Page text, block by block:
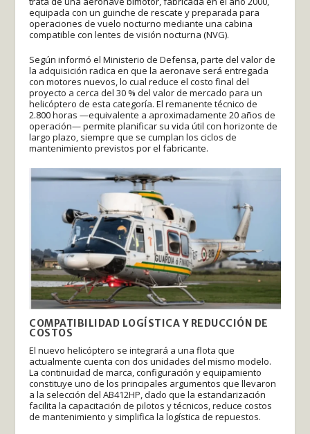
equipada con un guinche de rescate y preparada para
operaciones de vuelo nocturno mediante una cabina
compatible con lentes de visión nocturna (NVG).
Según informó el Ministerio de Defensa, parte del valor de
la adquisición radica en que la aeronave será entregada
con motores nuevos, lo cual reduce el costo final del
proyecto a cerca del 30 % del valor de mercado para un
helicóptero de esta categoría. El remanente técnico de
2.800 horas —equivalente a aproximadamente 20 años de
operación— permite planificar su vida útil con horizonte de
largo plazo, siempre que se cumplan los ciclos de
mantenimiento previstos por el fabricante.
COMPATIBILIDAD LOGÍSTICA Y REDUCCIÓN DE
COSTOS
El nuevo helicóptero se integrará a una flota que
actualmente cuenta con dos unidades del mismo modelo.
La continuidad de marca, configuración y equipamiento
constituye uno de los principales argumentos que llevaron
a la selección del AB412HP, dado que la estandarización
facilita la capacitación de pilotos y técnicos, reduce costos
de mantenimiento y simplifica la logística de repuestos.